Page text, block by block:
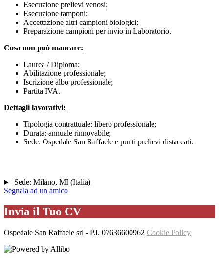
Esecuzione prelievi venosi;
Esecuzione tamponi;
Accettazione altri campioni biologici;
Preparazione campioni per invio in Laboratorio.
Cosa non può mancare:
Laurea / Diploma;
Abilitazione professionale;
Iscrizione albo professionale;
Partita IVA.
Dettagli lavorativi:
Tipologia contrattuale: libero professionale;
Durata: annuale rinnovabile;
Sede: Ospedale San Raffaele e punti prelievi distaccati.
Sede: Milano, MI(Italia)
Segnala ad un amico
Invia il Tuo CV
Ospedale San Raffaele srl - P.I. 07636600962 Cookie Policy